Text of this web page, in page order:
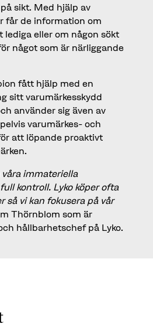
sikt. Med hjälp av
får de information om
lediga eller om någon sökt
något som är närliggande
fått hjälp med en
sitt varumärkesskydd
använder sig även av
varumärkes- och
att löpande proaktivt
immateriella
kontroll. Lyko köper ofta
så vi kan fokusera på vår
Thörnblom som är
hållbarhetschef på Lyko.